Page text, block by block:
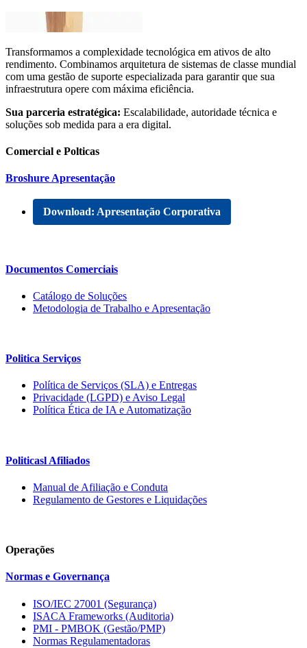
Transformamos a complexidade tecnológica em ativos de alto
rendimento. Combinamos arquitetura de sistemas de classe mundial
com uma gestão de suporte especializada para garantir que sua
infraestrutura opere com máxima eficiência.
Sua parceria estratégica: Escalabilidade, autoridade técnica e
soluções sob medida para a era digital.
Comercial e Polticas
Broshure Apresentação
Download: Apresentação Corporativa
Documentos Comerciais
Catálogo de Soluções
Metodologia de Trabalho e Apresentação
Politica Serviços
Política de Serviços (SLA) e Entregas
Privacidade (LGPD) e Aviso Legal
Política Ética de IA e Automatização
Politicasl Afiliados
Manual de Afiliação e Conduta
Regulamento de Gestores e Liquidações
Operações
Normas e Governança
ISO/IEC 27001 (Segurança)
ISACA Frameworks (Auditoria)
PMI - PMBOK (Gestão/PMP)
Normas Regulamentadoras